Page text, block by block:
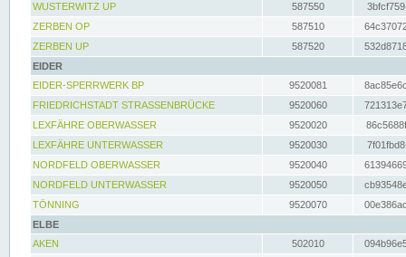
WUSTERWITZ UP
587550
ZERBEN OP
587510
ZERBEN UP
587520
EIDER
EIDER-SPERRWERK BP
9520081
FRIEDRICHSTADT STRASSENBRÜCKE
9520060
LEXFÄHRE OBERWASSER
9520020
LEXFÄHRE UNTERWASSER
9520030
NORDFELD OBERWASSER
9520040
NORDFELD UNTERWASSER
9520050
TÖNNING
9520070
ELBE
AKEN
502010